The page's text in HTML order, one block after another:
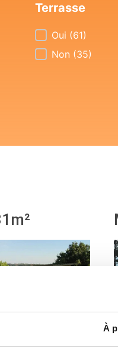
À
Terrasse
Terrasse
Oui (61)
Non (35)